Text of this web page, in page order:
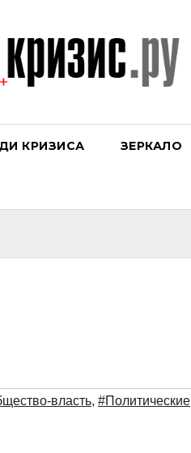
КРИЗИСА ЗЕРКАЛО
власть, #Политические